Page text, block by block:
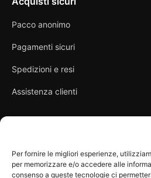
Per fornire le migliori esperienze,
per memorizzare e/o accedere alle
consenso a queste tecnologie ci
Pacco anonimo
Pagamenti sicuri
Spedizioni e resi
Assistenza clienti
Privacy Policy